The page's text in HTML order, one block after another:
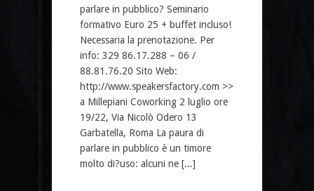
parlare in pubblico? Seminario
formativo Euro 25 + buffet incluso!
Necessaria la prenotazione. Per
info: 329 86.17.288 – 06 /
88.81.76.20 Sito Web:
http://www.speakersfactory.com >>
a Millepiani Coworking 2 luglio ore
19/22, Via Nicolò Odero 13
Garbatella, Roma La paura di
parlare in pubblico è un timore
molto di?uso: alcuni ne [...]